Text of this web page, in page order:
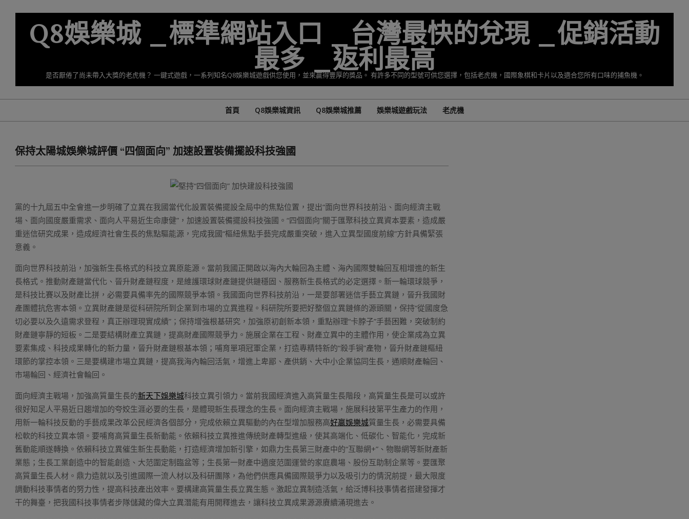
Q8娛樂城 _標準網站入口 _台灣最快的兌現 _促銷活動
最多 _返利最高
是否厭倦了尚未帶入大獎的老虎機？ 一鍵式遊戲，一系列知名Q8娛樂城遊戲供您使用，並來贏得豐厚的獎品。 有許多不同的型號可供您選擇，包括老虎機，國際象棋和卡片以及適合您所有口味的捕魚機。
Primary
首頁 Q8娛樂城資訊 Q8娛樂城推薦 娛樂城遊戲玩法 老虎機
保持太陽城娛樂城評價 “四個面向” 加速設置裝備擺設科技強國
黨的十九屆五中全會進一步明確了立異在我國當代化設置裝備擺設全局中的焦點位置，提出“面向世界科技前沿、面向經濟主戰
場、面向國度嚴重需求、面向人平易近生命康健”，加速設置裝備擺設科技強國。“四個面向”關于匯聚科技立異資本要素，造成嚴
重迷信研究成果，造成經濟社會生長的焦點驅能源，完成我國“樞紐焦點手藝完成嚴重突破，進入立異型國度前線”方針具備緊張
意義。
面向世界科技前沿，加強新生長格式的科技立異原能源。當前我國正開啟以海內大輪回為主體、海內國際雙輪回互相增進的新生
長格式。推動財產鏈當代化、晉升財產鏈程度，是維護環球財產鏈提供鏈穩固、服務新生長格式的必定選擇。新一輪環球競爭，
是科技比賽以及財產比拼，必需要具備率先的國際競爭本領。我國面向世界科技前沿，一是要部署迷信手藝立異鏈，晉升我國財
產團體抗危害本領。立異財產鏈是從科研院所到企業到市場的立異進程。科研院所要把好整個立異鏈條的源頭關，保持“從國度急
切必要以及久遠需求登程，真正辦理現實成績”；保持增強根基研究，加強原初創新本領，重點辦理“卡脖子”手藝困難，突破制約
財產鏈寧靜的短板。二是要結構財產立異鏈，提高財產國際競爭力。施展企業在工程、財產立異中的主體作用，使企業成為立異
要素集成、科技成果轉化的新力量，晉升財產鏈根基本領；哺育單項冠軍企業，打造專精特新的“殺手锏”產物，晉升財產鏈樞紐
環節的掌控本領。三是要構建市場立異鏈，提高我海內輪回活氣，增進上卑鄙、產供銷、大中小企業協同生長，通順財產輪回、
市場輪回、經濟社會輪回。
面向經濟主戰場，加強高質量生長的新天下娛樂城科技立異引領力。當前我國經濟進入高質量生長階段，高質量生長是可以或許
很好知足人平易近日趨增加的夸姣生涯必要的生長，是體現新生長理念的生長。面向經濟主戰場，施展科技第平生產力的作用，
用新一輪科技反動的手藝成果改革公民經濟各個部分，完成依賴立異驅動的內在型增加服務高好贏娛樂城質量生長，必需要具備
松軟的科技立異本領。要哺育高質量生長新動能。依賴科技立異推進傳統財產轉型進級，使其高端化、低碳化、智能化，完成新
舊動能順遂轉換。依賴科技立異催生新生長動能，打造經濟增加新引擎，如鼎力生長第三財產中的“互聯網+”、物聯網等新財產新
業態；生長工業創造中的智能創造、大范圍定制臨盆等；生長第一財產中適度范圍運營的家庭農場、股份互助制企業等。要匯聚
高質量生長人材。鼎力造就以及引進國際一流人材以及科研團隊，為他們供應具備國際競爭力以及吸引力的情況前提，最大限度
調動科技事情者的努力性，提高科技產出效率。要構建高質量生長立異生態。激起立異制造活氣，給泛博科技事情者搭建發揮才
干的舞臺，把我國科技事情者步隊儲藏的偉大立異潛能有用開釋進去，讓科技立異成果源源賡續涌現進去。